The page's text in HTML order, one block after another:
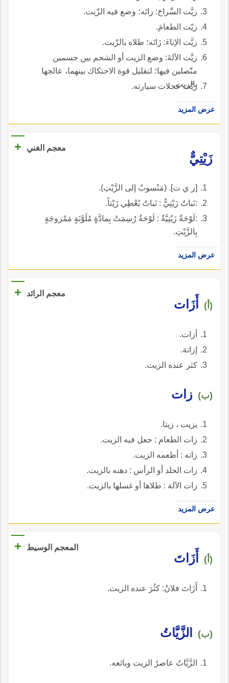
زيَّت السِّراجَ: زاتَه؛ وضع فيه الزّيت.
زيّت الطعامَ.
زيَّت الإناءَ: زَاتَه؛ طلاه بالزّيت.
زيَّت الآلةَ: وضع الزيت أو الشحم بين جسمين
متّصلين فيها؛ لتقليل قوة الاحتكاك بينهما، عالجها
بالزيت.
زيَّت عجلات سيارته.
عرض المزيد
معجم الغني
+
زَيْتِيٌّ
[ز ي ت]. (مَنْسوبٌ إلى الزَّيْتِ).
:نَباتٌ زَيْتِيٌّ : نَباتٌ يُعْطِي زَيْتاً.
:لَوْحَةٌ زَيْتِيَّةٌ : لَوْحَةٌ رُسِمَتْ بِمادَّةٍ مُلَوَّنَةٍ مَمْزوجَةٍ
بِالزَّيْتِ.
عرض المزيد
معجم الرائد +
(أ) أَزَات
أزات.
إزاتة.
كثر عنده الزيت.
(ب) زات
يزيت ، زيتا.
زات الطعام : جعل فيه الزيت.
زاته : أطعمه الزيت.
زات الجلد أو الرأس : دهنه بالزيت.
زات الآلة : طلاها أو غسلها بالزيت.
عرض المزيد
المعجم الوسيط +
(أ) أَزَاتَ
أَزَاتَ فلانٌ: كثُرَ عنده الزيت.
(ب) الزَّيَّاتُ
الزَّيَّاتُ عاصرُ الزيت وبائعه.